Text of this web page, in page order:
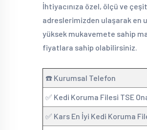
İhtiyacınıza özel, ölçü ve
adreslerimizden ulaşarak en
yüksek mukavemete sahip
fiyatlara sahip olabilirsiniz.
☎️ Kurumsal Telefon
✅ Kedi Koruma Filesi TSE
✅ Kars En İyi Kedi Koruma